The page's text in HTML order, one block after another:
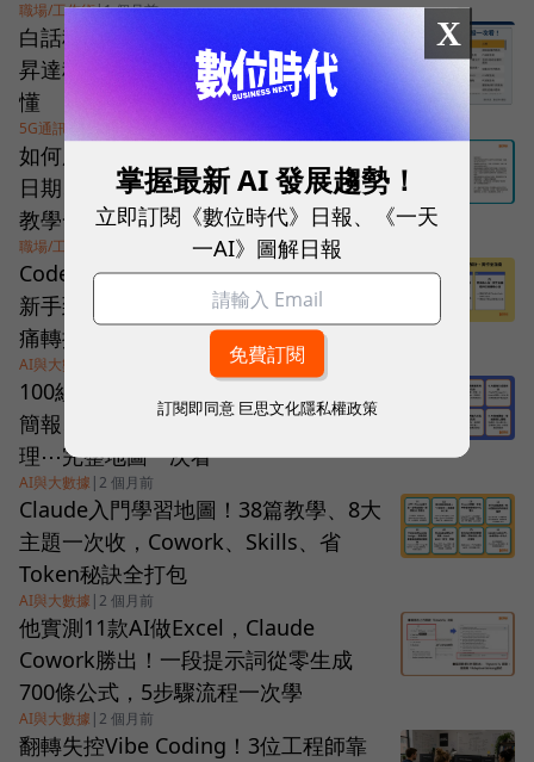
職場/工作術|1 個月前
白話科技｜低軌衛星是什麼？華通、
昇達科獲利亮眼，11檔概念股一次看
懂
5G通訊 |1 個月前
如何用Cowork整理發票？一段指令抓
日期、金額、統編建成Excel，5步驟
教學一次搞定
職場/工作術
Codex完整學習地圖！8篇實戰解析、
新手到工程師進階用法一次學，附無
痛轉換工具心法
AI與大數據
100組AI提示詞快收藏！NotebookLM
簡報、萬用工作流、Claude專屬助
理⋯完整地圖一次看
AI與大數據 |2 個月前
Claude入門學習地圖！38篇教學、8大
主題一次收，Cowork、Skills、省
Token秘訣全打包
AI與大數據 |2 個月前
他實測11款AI做Excel，Claude
Cowork勝出！一段提示詞從零生成
700條公式，5步驟流程一次學
AI與大數據 |2 個月前
翻轉失控Vibe Coding！3位工程師靠
X
掌握最新 AI 發展趨勢！
立即訂閱《數位時代》日報、《一天
一AI》圖解日報
訂閱即同意 巨思文化隱私權政策